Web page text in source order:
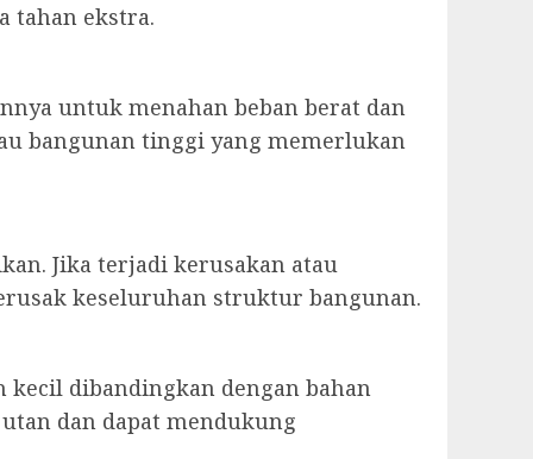
tahan ekstra.
untuk menahan beban berat dan
bangunan tinggi yang memerlukan
Jika terjadi kerusakan atau
keseluruhan struktur bangunan.
dibandingkan dengan bahan
dan dapat mendukung